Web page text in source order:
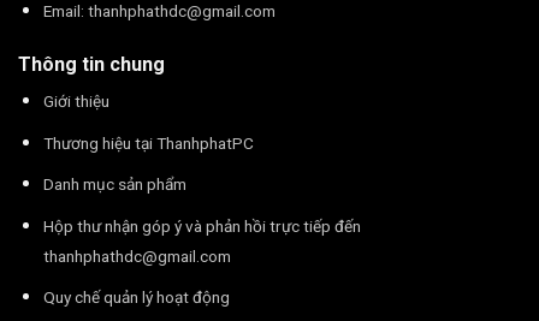
Email: thanhphathdc@gmail.com
Thông tin chung
Giới thiệu
Thương hiệu tại ThanhphatPC
Danh mục sản phẩm
Hộp thư nhận góp ý và phản hồi trực tiếp đến
thanhphathdc@gmail.com
Quy chế quản lý hoạt động